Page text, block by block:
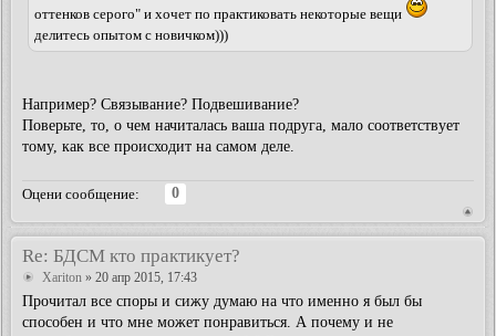
оттенков серого" и хочет по практиковать некоторые вещи
делитесь опытом с новичком)))
Например? Связывание? Подвешивание?
Поверьте, то, о чем начиталась ваша подруга, мало соответствует
тому, как все происходит на самом деле.
Оцени сообщение:
0
Re: БДСМ кто практикует?
Xariton » 20 апр 2015, 17:43
Прочитал все споры и сижу думаю на что именно я был бы
способен и что мне может понравиться. А почему и не